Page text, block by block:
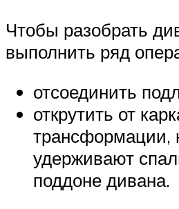
Чтобы разобрать
выполнить ряд
отсоединить
открутить от
трансформации,
удерживают
поддоне дивана.